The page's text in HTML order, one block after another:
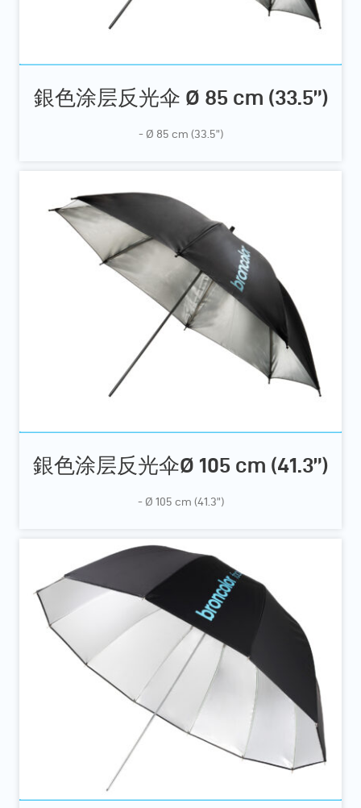
銀色涂层反光伞 Ø 85 cm (33.5”)
- Ø 85 cm (33.5”)
銀色涂层反光伞Ø 105 cm (41.3”)
- Ø 105 cm (41.3”)